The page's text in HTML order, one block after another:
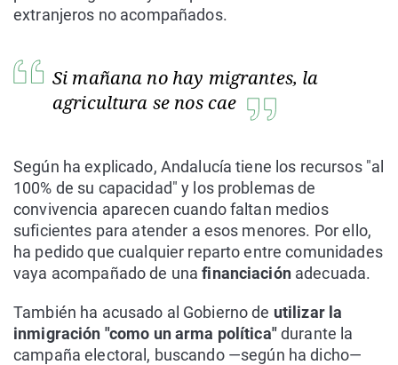
extranjeros no acompañados.
Si mañana no hay migrantes, la
agricultura se nos cae
Según ha explicado, Andalucía tiene los recursos "al
100% de su capacidad" y los problemas de
convivencia aparecen cuando faltan medios
suficientes para atender a esos menores. Por ello,
ha pedido que cualquier reparto entre comunidades
vaya acompañado de una financiaciónadecuada.
También ha acusado al Gobierno de utilizar la
inmigración "como un arma política"durante la
campaña electoral, buscando —según ha dicho—